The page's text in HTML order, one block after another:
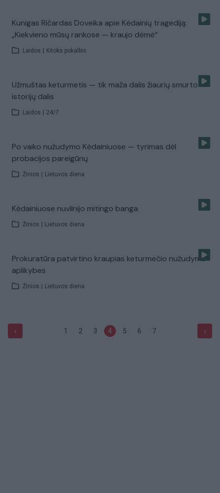
Kunigas Ričardas Doveika apie Kėdainių tragediją:
„Kiekvieno mūsų rankose — kraujo dėmė“
Laidos Kitoks pokalbis
Užmuštas keturmetis — tik maža dalis žiaurių smurto
istorijų dalis
Laidos 24/7
Po vaiko nužudymo Kėdainiuose — tyrimas dėl
probacijos pareigūnų
Žinios Lietuvos diena
Kėdainiuose nuvilnijo mitingo banga
Žinios Lietuvos diena
Prokuratūra patvirtino kraupias keturmečio nužudymo
aplikybes
Žinios Lietuvos diena
‹ 1 2 3 4 5 6 7 ›